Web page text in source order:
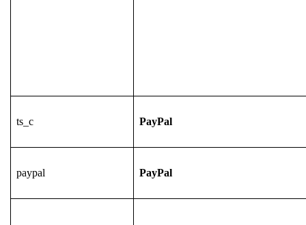
ts_c PayPal
paypal PayPal